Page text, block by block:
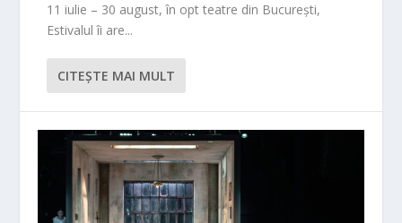
11 iulie – 30 august, în opt teatre din București,
Estivalul îi are...
CITEŞTE MAI MULT